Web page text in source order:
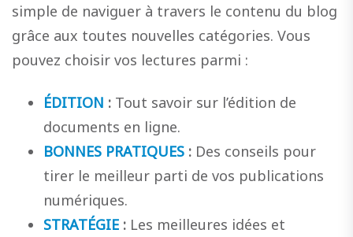
simple de naviguer à travers le contenu du blog
grâce aux toutes nouvelles catégories. Vous
pouvez choisir vos lectures parmi :
ÉDITION : Tout savoir sur l’édition de
documents en ligne.
BONNES PRATIQUES : Des conseils pour
tirer le meilleur parti de vos publications
numériques.
STRATÉGIE : Les meilleures idées et